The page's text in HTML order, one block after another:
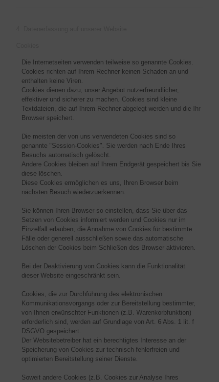
Die Internetseiten verwenden teilweise so genannte Cookies.
Cookies richten auf Ihrem Rechner keinen Schaden an und
enthalten keine Viren.
Cookies dienen dazu, unser Angebot nutzerfreundlicher,
effektiver und sicherer zu machen. Cookies sind kleine
Textdateien, die auf Ihrem Rechner abgelegt werden und die Ihr
Browser speichert.
Die meisten der von uns verwendeten Cookies sind so
genannte "Session-Cookies". Sie werden nach Ende Ihres
Besuchs automatisch gelöscht.
Andere Cookies bleiben auf Ihrem Endgerät gespeichert bis Sie
diese löschen.
Diese Cookies ermöglichen es uns, Ihren Browser beim
nächsten Besuch wiederzuerkennen.
Sie können Ihren Browser so einstellen, dass Sie über das
Setzen von Cookies informiert werden und Cookies nur im
Einzelfall erlauben, die Annahme von Cookies für bestimmte
Fälle oder generell ausschließen sowie das automatische
Löschen der Cookies beim Schließen des Browser aktivieren.
Bei der Deaktivierung von Cookies kann die Funktionalität
dieser Website eingeschränkt sein.
Cookies, die zur Durchführung des elektronischen
Kommunikationsvorgangs oder zur Bereitstellung bestimmter,
von Ihnen erwünschter Funktionen (z.B. Warenkorbfunktion)
erforderlich sind, werden auf Grundlage von Art. 6 Abs. 1 lit. f
DSGVO gespeichert.
Der Websitebetreiber hat ein berechtigtes Interesse an der
Speicherung von Cookies zur technisch fehlerfreien und
optimierten Bereitstellung seiner Dienste.
Soweit andere Cookies (z.B. Cookies zur Analyse Ihres